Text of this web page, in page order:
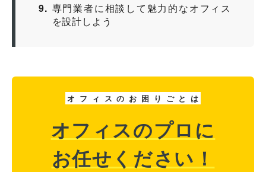
9
専門業者に相談して魅力的なオフィス
を設計しよう
オ フ ィ ス の お 困 り ご と は
オフィスのプロに
お任せください！